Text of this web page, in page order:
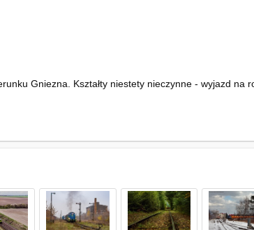
Gniezna. Kształty niestety nieczynne - wyjazd na